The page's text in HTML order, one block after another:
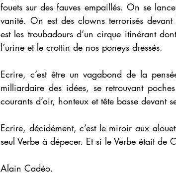
fouets sur des fauves empaillés. On se
vanité. On est des clowns terrorisés
est les troubadours d’un cirque itinérant
l’urine et le crottin de nos poneys dressés.
Ecrire, c’est être un vagabond de la
milliardaire des idées, se retrouvant
courants d’air, honteux et tête basse devant
Ecrire, décidément, c’est le miroir aux
seul Verbe à dépecer. Et si le Verbe était de
Alain Cadéo.